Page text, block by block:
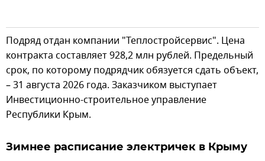
Подряд отдан компании "Теплостройсервис". Цена
контракта составляет 928,2 млн рублей. Предельный
срок, по которому подрядчик обязуется сдать объект,
– 31 августа 2026 года. Заказчиком выступает
Инвестиционно-строительное управление
Республики Крым.
Зимнее расписание электричек в Крыму